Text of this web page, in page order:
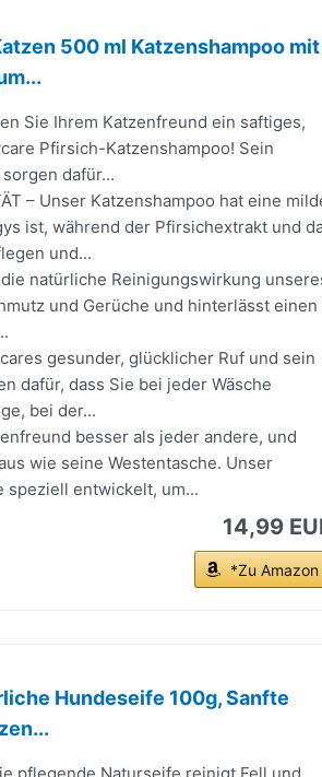
500 ml Katzenshampoo mit
Sie Ihrem Katzenfreund ein saftiges,
Pfirsich-Katzenshampoo! Sein
dafür...
– Unser Katzenshampoo hat eine
ist, während der Pfirsichextrakt und
und...
natürliche Reinigungswirkung
und Gerüche und hinterlässt einen
gesunder, glücklicher Ruf und sein
dafür, dass Sie bei jeder Wäsche
bei der...
besser als jeder andere, und
wie seine Westentasche. Unser
speziell entwickelt, um...
14,99
*Zu Amazon
Hundeseife 100g, Sanfte